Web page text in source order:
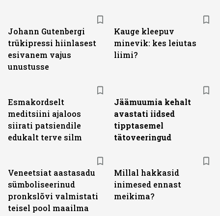
Johann Gutenbergi
trükipressi hiinlasest
esivanem vajus
unustusse
Kauge kleepuv
minevik: kes leiutas
liimi?
Esmakordselt
meditsiini ajaloos
siirati patsiendile
edukalt terve silm
Jäämuumia kehalt
avastati iidsed
tipptasemel
tätoveeringud
Veneetsiat aastasadu
sümboliseerinud
pronkslõvi valmistati
teisel pool maailma
Millal hakkasid
inimesed ennast
meikima?